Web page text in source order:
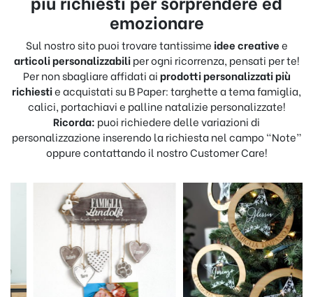
emozionare
Sul nostro sito puoi trovare tantissime idee creativee
articoli personalizzabiliper ogni ricorrenza, pensati per te!
Per non sbagliare affidati aiprodotti personalizzati più
richiestie acquistati su B Paper: targhette a tema famiglia,
calici, portachiavi e palline natalizie personalizzate!
Ricorda: puoi richiedere delle variazioni di
personalizzazione inserendo la richiesta nel campo “Note”
oppure contattando il nostro Customer Care!